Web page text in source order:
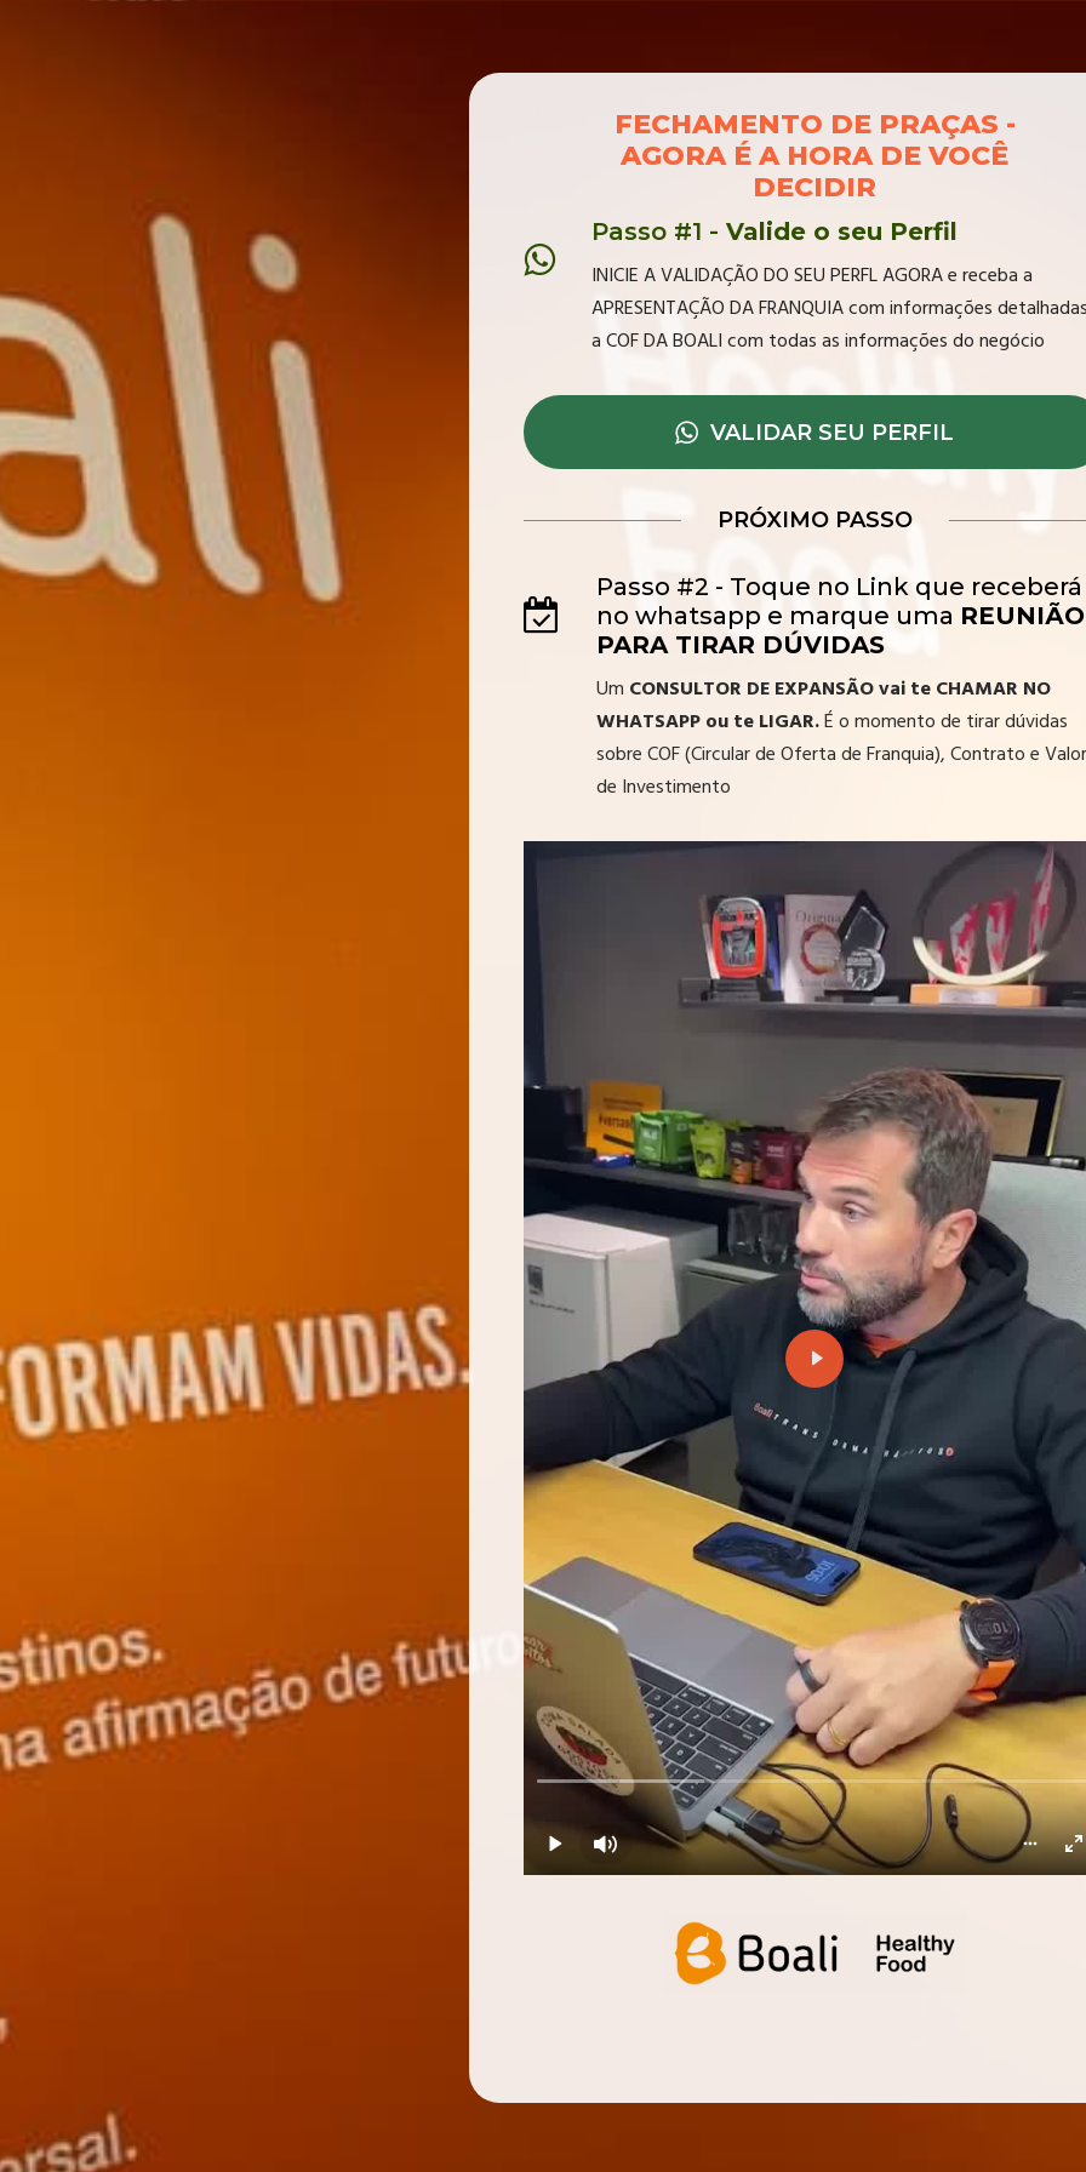
FECHAMENTO DE PRAÇAS -
AGORA É A HORA DE VOCÊ
DECIDIR
Passo #1 - Valide o seu Perfil
INICIE A VALIDAÇÃO DO SEU PERFL AGORA e receba a
APRESENTAÇÃO DA FRANQUIA com informações
a COF DA BOALI com todas as informações do negócio
VALIDAR SEU PERFIL
PRÓXIMO PASSO
Passo #2 - Toque no Link que receberá
no whatsapp e marque uma REUNIÃO
PARA TIRAR DÚVIDAS
Um CONSULTOR DE EXPANSÃO vai te CHAMAR NO
WHATSAPP ou te LIGAR.É o momento de tirar dúvidas
sobre COF (Circular de Oferta de Franquia), Contrato e Valor
de Investimento